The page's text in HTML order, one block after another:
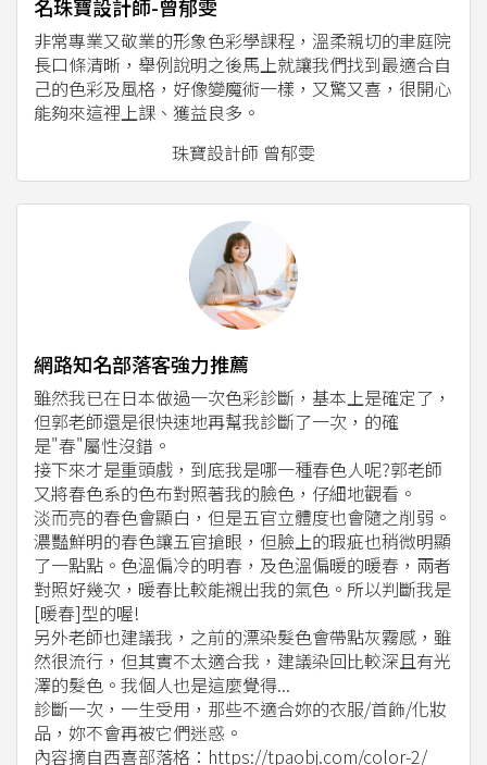
名珠寶設計師-曾郁雯
非常專業又敬業的形象色彩學課程，溫柔親切的聿庭院
長口條清晰，舉例說明之後馬上就讓我們找到最適合自
己的色彩及風格，好像變魔術一樣，又驚又喜，很開心
能夠來這裡上課、獲益良多。
珠寶設計師 曾郁雯
網路知名部落客強力推薦
雖然我已在日本做過一次色彩診斷，基本上是確定了，
但郭老師還是很快速地再幫我診斷了一次，的確
是"春"屬性沒錯。
接下來才是重頭戲，到底我是哪一種春色人呢?郭老師
又將春色系的色布對照著我的臉色，仔細地觀看。
淡而亮的春色會顯白，但是五官立體度也會隨之削弱。
濃豔鮮明的春色讓五官搶眼，但臉上的瑕疵也稍微明顯
了一點點。色溫偏冷的明春，及色溫偏暖的暖春，兩者
對照好幾次，暖春比較能襯出我的氣色。所以判斷我是
[暖春]型的喔!
另外老師也建議我，之前的漂染髮色會帶點灰霧感，雖
然很流行，但其實不太適合我，建議染回比較深且有光
澤的髮色。我個人也是這麼覺得...
診斷一次，一生受用，那些不適合妳的衣服/首飾/化妝
品，妳不會再被它們迷惑。
內容摘自西喜部落格：https://tpaobj.com/color-2/